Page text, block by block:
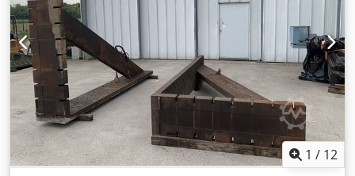
1 / 12